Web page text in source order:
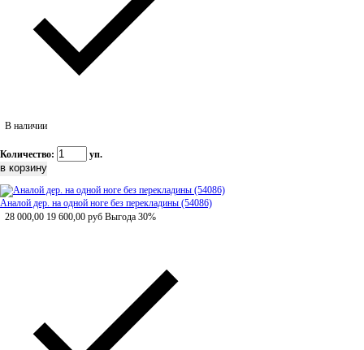
В наличии
Количество: уп.
Аналой дер. на одной ноге без перекладины (54086)
28 000,00 19 600,00 руб Выгода 30%